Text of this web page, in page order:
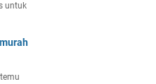
untuk